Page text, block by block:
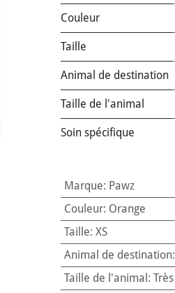
Couleur
Taille
Animal de destination
Taille de l'animal
Soin spécifique
Marque: Pawz
Couleur: Orange
Taille: XS
Animal de destination
Taille de l'animal :